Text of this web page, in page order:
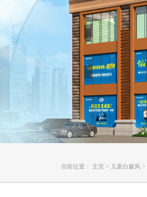
当前位置： 主页 > 儿童白癜风 >